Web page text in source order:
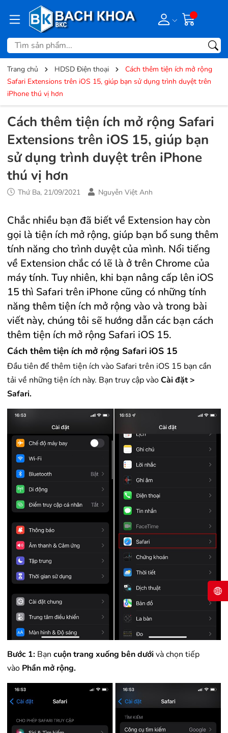
Trang chủ HDSD Điện thoại
Cách thêm tiện ích mở rộng
Safari Extensions trên iOS 15, giúp bạn sử dụng trình duyệt trên
iPhone thú vị hơn
Cách thêm tiện ích mở rộng Safari
Extensions trên iOS 15, giúp bạn
sử dụng trình duyệt trên iPhone
thú vị hơn
Thứ Ba, 21/09/2021 Nguyễn Việt Anh
Chắc nhiều bạn đã biết về Extension hay còn
gọi là tiện ích mở rộng, giúp bạn bổ sung thêm
tính năng cho trình duyệt của mình. Nổi tiếng
về Extension chắc có lẽ là ở trên Chrome của
máy tính. Tuy nhiên, khi bạn nâng cấp lên iOS
15 thì Safari trên iPhone cũng có những tính
năng thêm tiện ích mở rộng vào và trong bài
viết này, chúng tôi sẽ hướng dẫn các bạn cách
thêm tiện ích mở rộng Safari iOS 15.
Cách thêm tiện ích mở rộng Safari iOS 15
Đầu tiên để thêm tiện ích vào Safari trên iOS 15 bạn cần
tải về những tiện ích này. Bạn truy cập vàoCài đặt >
Safari.
Bước 1: Bạn cuộn trang xuống bên dướivà chọn tiếp
vào Phần mở rộng.